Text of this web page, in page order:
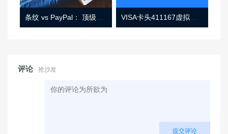
条纹 vs PayPal： 顶级功能， 定价 （和更多！ VISA卡头411167虚拟卡基础信息
评论 抢沙发
提交评论